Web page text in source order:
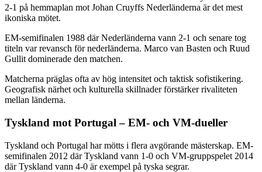
2-1 på hemmaplan mot Johan Cruyffs Nederländerna är det mest
ikoniska mötet.
EM-semifinalen 1988 där Nederländerna vann 2-1 och senare tog
titeln var revansch för nederländerna. Marco van Basten och Ruud
Gullit dominerade den matchen.
Matcherna präglas ofta av hög intensitet och taktisk sofistikering.
Geografisk närhet och kulturella skillnader förstärker rivaliteten
mellan länderna.
Tyskland mot Portugal – EM- och VM-dueller
Tyskland och Portugal har mötts i flera avgörande mästerskap. EM-
semifinalen 2012 där Tyskland vann 1-0 och VM-gruppspelet 2014
där Tyskland vann 4-0 är exempel på tyska segrar.